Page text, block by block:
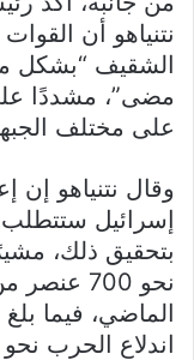
نتنياهو أن
الشقيف “بشكل
مضى”، مشددًا
على مختلف
وقال نتنياهو إن
إسرائيل ستتطلب
بتحقيق ذلك،
نحو 700
الماضي، فيما
اندلاع الحرب نحو 8 آلاف عنصر، وفق تقديراته.